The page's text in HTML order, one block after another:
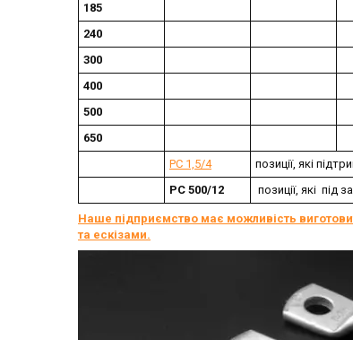
185
240
300
400
500
650
РС 1,5/4
позиції, які
РС 500/12
позиції, які під
Наше підприємство має можливість
та ескізами.